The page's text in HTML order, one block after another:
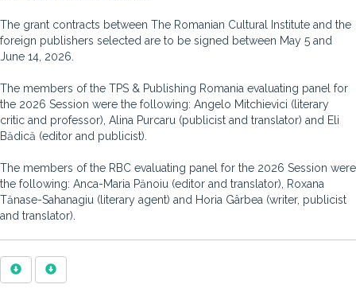
The grant contracts between The Romanian Cultural Institute and the
foreign publishers selected are to be signed between May 5 and
June 14, 2026.
The members of the TPS & Publishing Romania evaluating panel for
the 2026 Session were the following: Angelo Mitchievici (literary
critic and professor), Alina Purcaru (publicist and translator) and Eli
Bădică (editor and publicist).
The members of the RBC evaluating panel for the 2026 Session were
the following: Anca-Maria Pănoiu (editor and translator), Roxana
Tănase-Sahanagiu (literary agent) and Horia Gârbea (writer, publicist
and translator).